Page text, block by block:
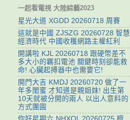
一起看電視 大陸綜藝2023
星光大道 XGDD 20260718 周賽
這就是中國 ZJSZG 20260728 智慧
經濟時代 中國收穫網路主權紅利
開講啦 KJL 20260718 跟硬幣差不
多大小的羈扣電池 關鍵時刻卻能救
命! 心臟起搏器中也需要它!
開門大吉 KMDJ 20260720 做了一
年多閨蜜 才知道是親姐妹! 出生第
10天就被分開的兩人 以出人意料的
方式團圓